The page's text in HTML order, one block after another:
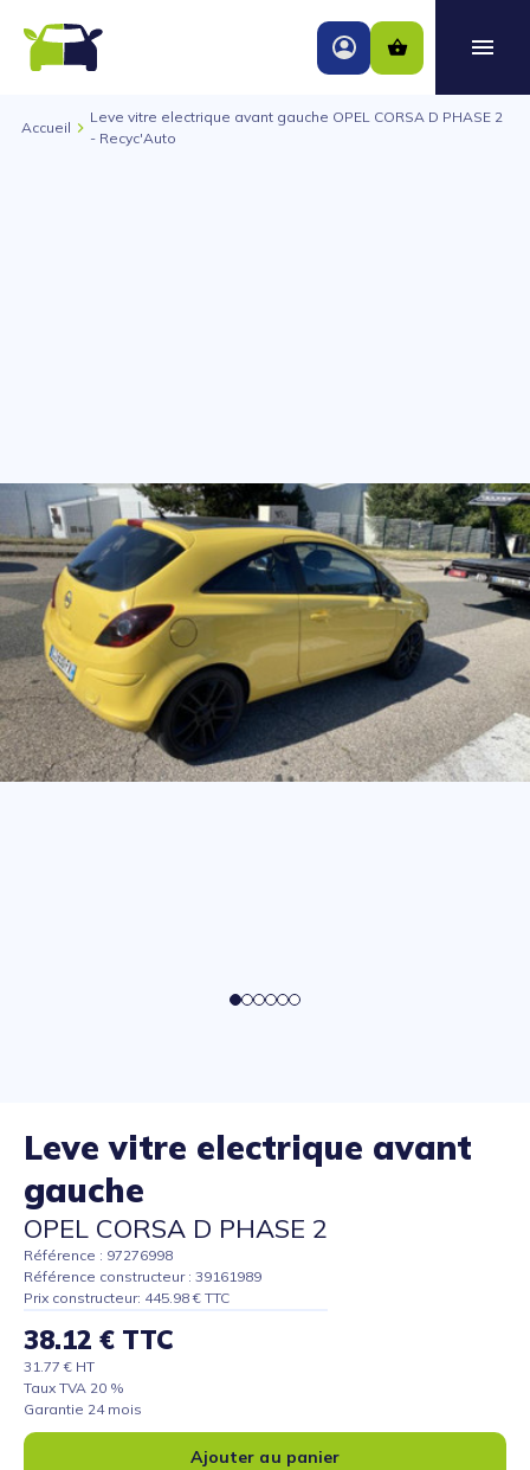
Accueil
Leve vitre electrique avant gauche OPEL CORSA D PHASE 2
- Recyc'Auto
Leve vitre electrique avant
gauche
OPEL CORSA D PHASE 2
Référence : 97276998
Référence constructeur : 39161989
Prix constructeur: 445.98 € TTC
38.12 € TTC
31.77 € HT
Taux TVA 20 %
Garantie 24 mois
Ajouter au panier